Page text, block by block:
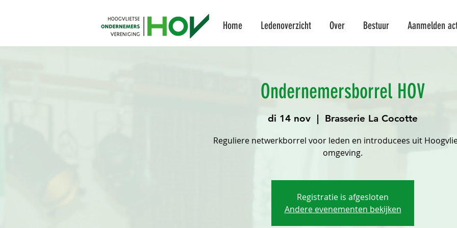
Home Ledenoverzicht Over Bestuur Aanmelden
Ondernemersborrel HOV
di 14 nov
  |
Brasserie La Cocotte
Reguliere netwerkborrel voor leden en introducees uit
omgeving.
Registratie is afgesloten
Andere evenementen bekijken